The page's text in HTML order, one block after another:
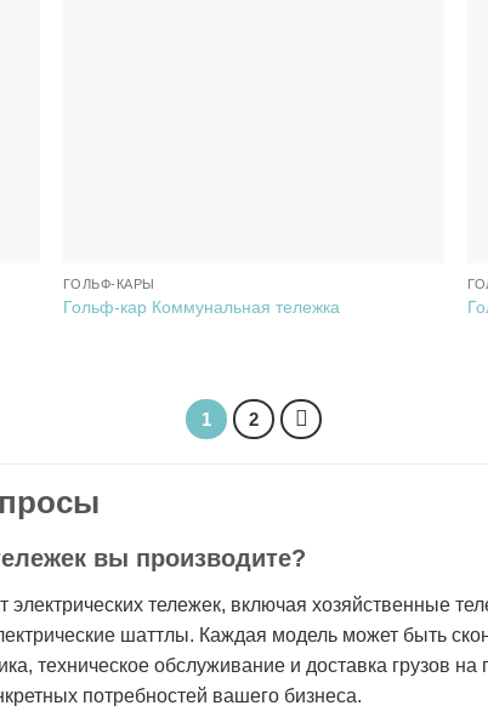
ГОЛЬФ-КАРЫ
Гольф-кар Коммунальная тележка
1 2
вы производите?
тележек, включая хозяйственные
шаттлы. Каждая модель может быть
техническое обслуживание и доставка
потребностей вашего бизнеса.